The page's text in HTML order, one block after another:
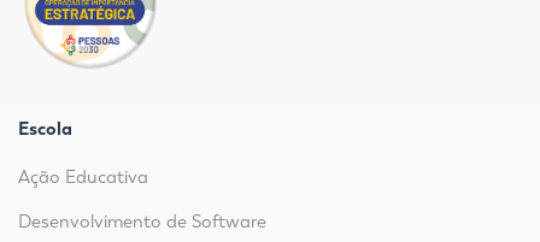
Escola
Ação Educativa
Desenvolvimento de Software